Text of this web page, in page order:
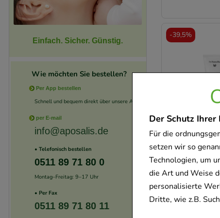
Der Schutz
Für die
setzen wir so
Technologien, um
die Art und Weise
personalisierte
Dritte, wie z.B.
-39,5%
-40%
Einfach. Sicher. Günstig.
Wie möchten Sie bestellen?
Per App bestellen
Schnell und bequem direkt über unsere App.
per E-mail
info@aposalis.de
• Telefonisch bestellen
0511 89 71 80 0
Montag–Freitag: 9–17 Uhr
• Per Fax
0511 89 71 80 11